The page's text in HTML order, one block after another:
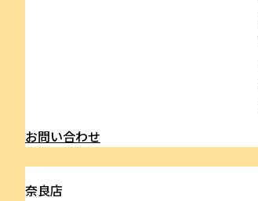
お問い合わせ
奈良店